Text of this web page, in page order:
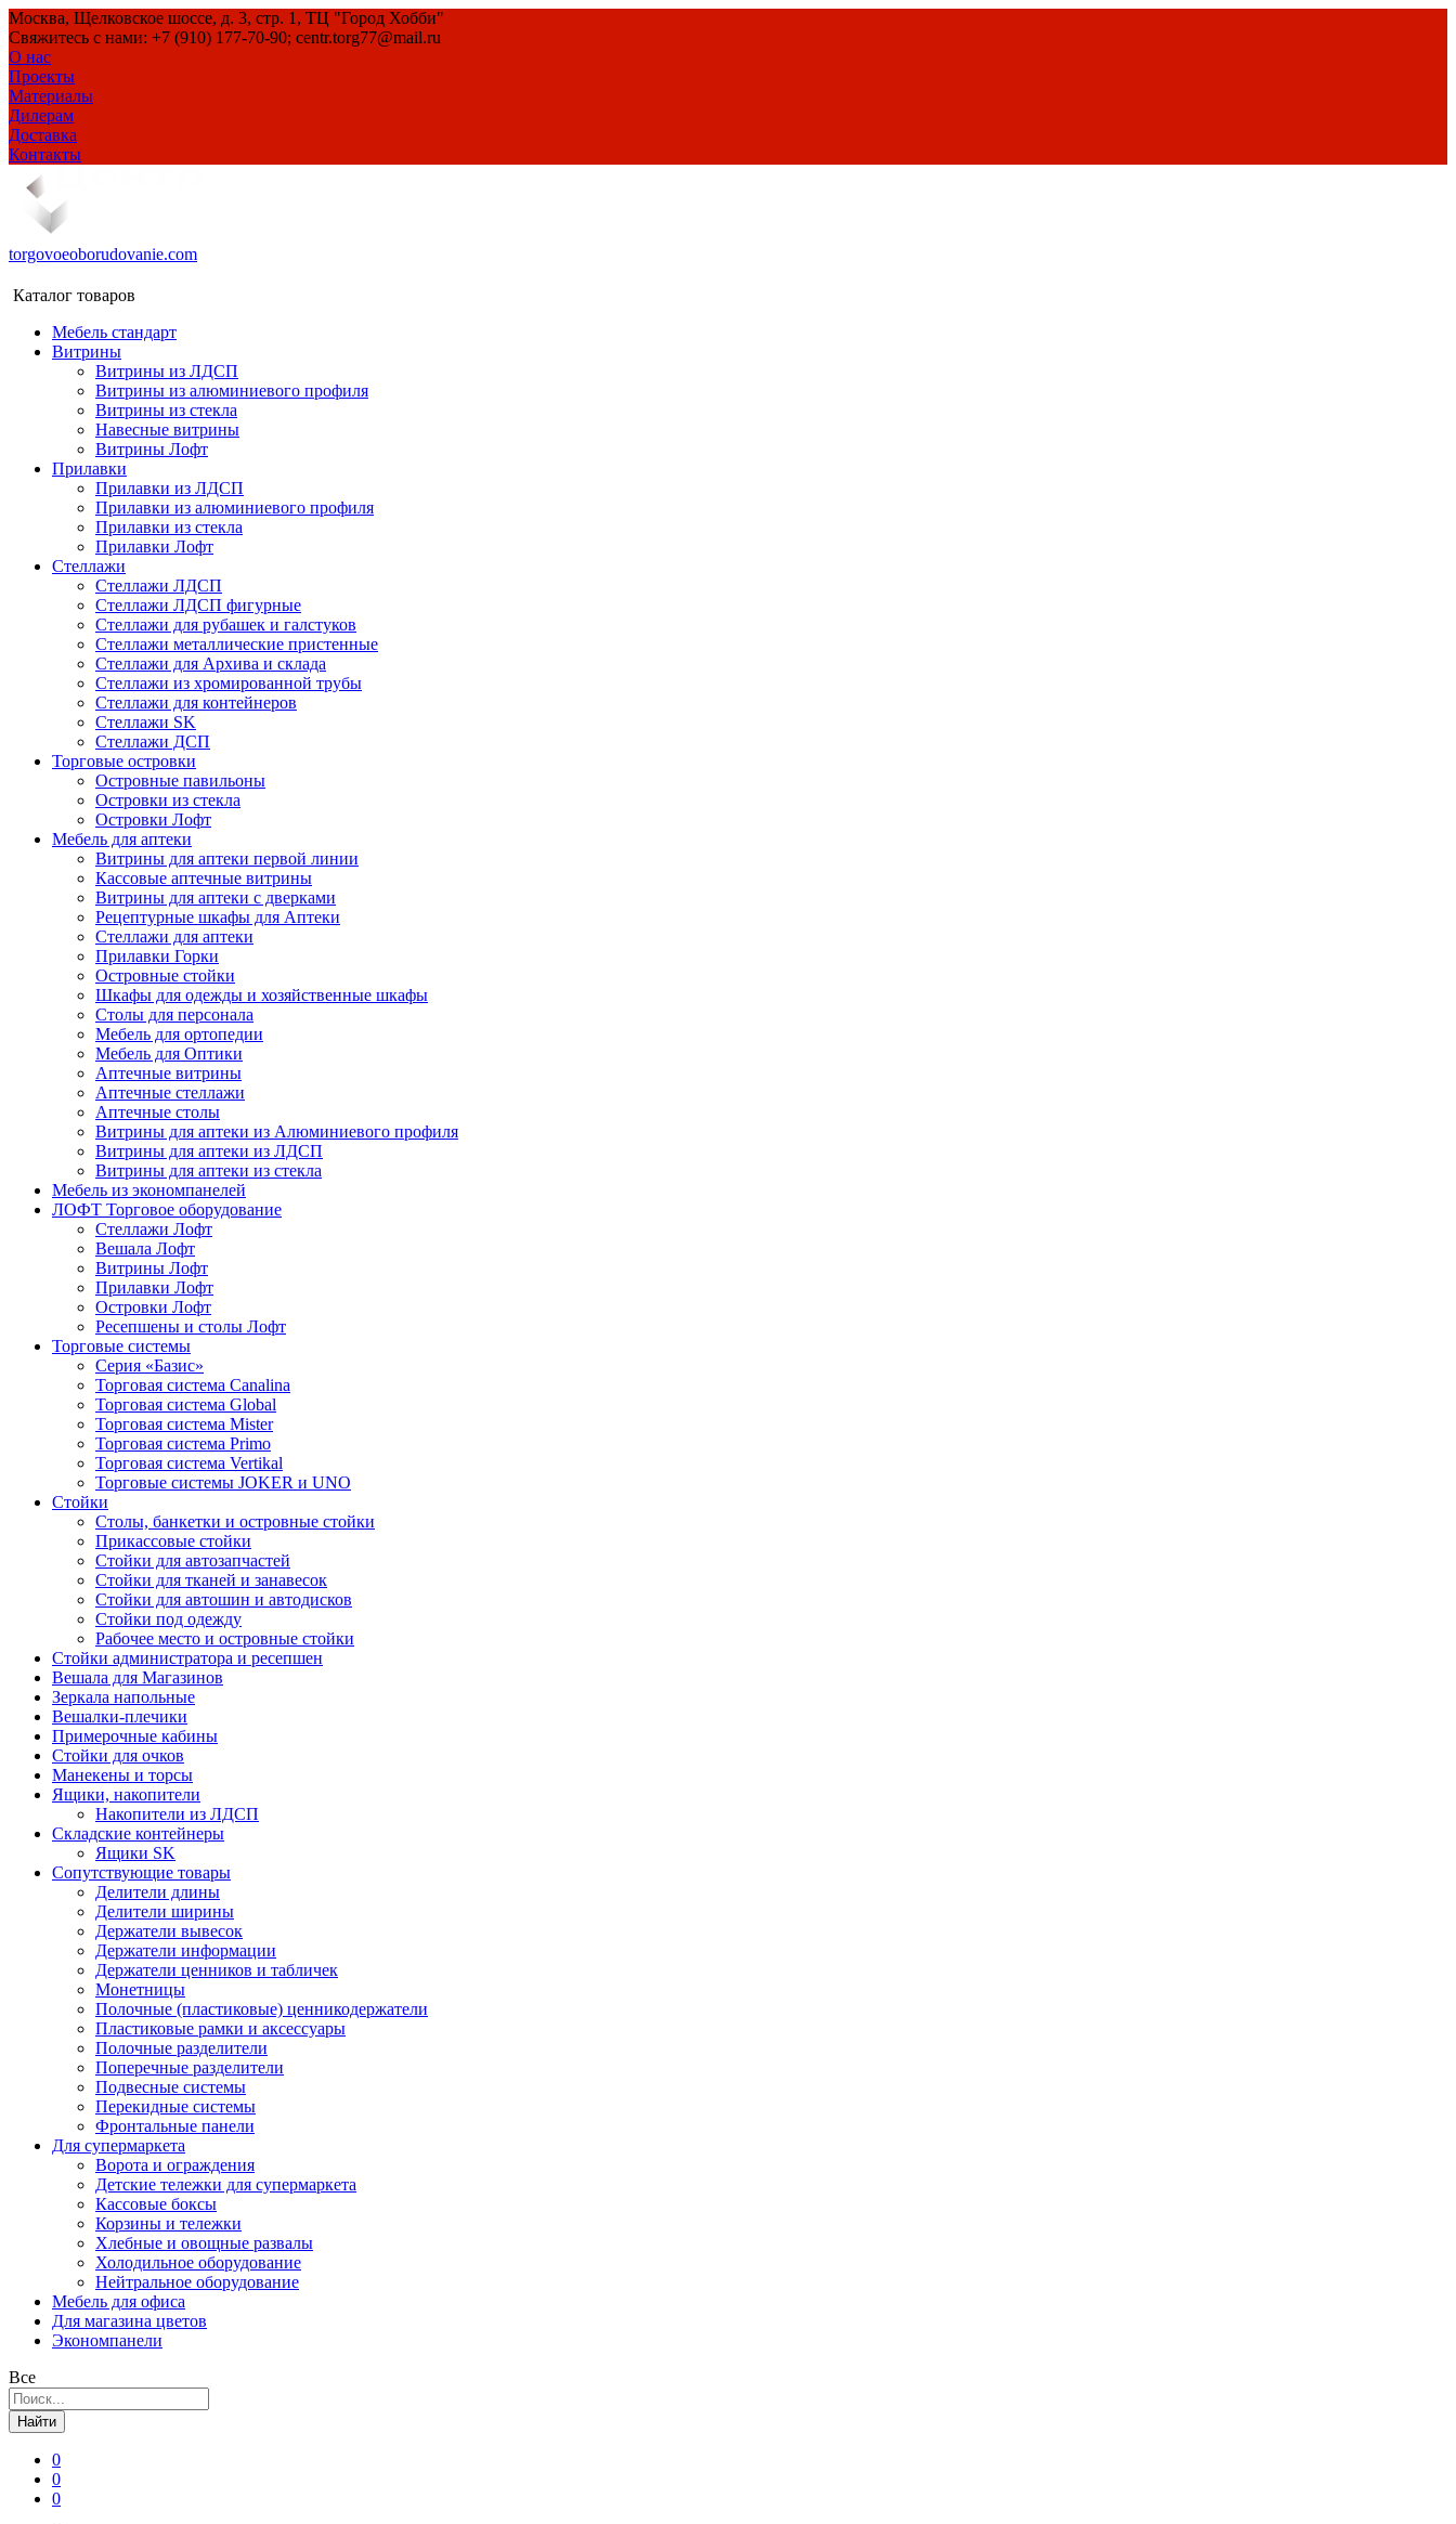
Москва, Щелковское шоссе, д. 3, стр. 1, ТЦ "Город Хобби"
Свяжитесь с нами: +7 (910) 177-70-90; centr.torg77@mail.ru
О нас
Проекты
Материалы
Дилерам
Доставка
Контакты
torgovoeoborudovanie.com
Каталог товаров
Мебель стандарт
Витрины
Витрины из ЛДСП
Витрины из алюминиевого профиля
Витрины из стекла
Навесные витрины
Витрины Лофт
Прилавки
Прилавки из ЛДСП
Прилавки из алюминиевого профиля
Прилавки из стекла
Прилавки Лофт
Стеллажи
Стеллажи ЛДСП
Стеллажи ЛДСП фигурные
Стеллажи для рубашек и галстуков
Стеллажи металлические пристенные
Стеллажи для Архива и склада
Стеллажи из хромированной трубы
Стеллажи для контейнеров
Стеллажи SK
Стеллажи ДСП
Торговые островки
Островные павильоны
Островки из стекла
Островки Лофт
Мебель для аптеки
Витрины для аптеки первой линии
Кассовые аптечные витрины
Витрины для аптеки с дверками
Рецептурные шкафы для Аптеки
Стеллажи для аптеки
Прилавки Горки
Островные стойки
Шкафы для одежды и хозяйственные шкафы
Столы для персонала
Мебель для ортопедии
Мебель для Оптики
Аптечные витрины
Аптечные стеллажи
Аптечные столы
Витрины для аптеки из Алюминиевого профиля
Витрины для аптеки из ЛДСП
Витрины для аптеки из стекла
Мебель из экономпанелей
ЛОФТ Торговое оборудование
Стеллажи Лофт
Вешала Лофт
Витрины Лофт
Прилавки Лофт
Островки Лофт
Ресепшены и столы Лофт
Торговые системы
Серия «Базис»
Торговая система Canalina
Торговая система Global
Торговая система Mister
Торговая система Primo
Торговая система Vertikal
Торговые системы JOKER и UNO
Стойки
Столы, банкетки и островные стойки
Прикассовые стойки
Стойки для автозапчастей
Стойки для тканей и занавесок
Стойки для автошин и автодисков
Стойки под одежду
Рабочее место и островные стойки
Стойки администратора и ресепшен
Вешала для Магазинов
Зеркала напольные
Вешалки-плечики
Примерочные кабины
Стойки для очков
Манекены и торсы
Ящики, накопители
Накопители из ЛДСП
Складские контейнеры
Ящики SK
Сопутствующие товары
Делители длины
Делители ширины
Держатели вывесок
Держатели информации
Держатели ценников и табличек
Монетницы
Полочные (пластиковые) ценникодержатели
Пластиковые рамки и аксессуары
Полочные разделители
Поперечные разделители
Подвесные системы
Перекидные системы
Фронтальные панели
Для супермаркета
Ворота и ограждения
Детские тележки для супермаркета
Кассовые боксы
Корзины и тележки
Хлебные и овощные развалы
Холодильное оборудование
Нейтральное оборудование
Мебель для офиса
Для магазина цветов
Экономпанели
Все
Найти
0
0
0